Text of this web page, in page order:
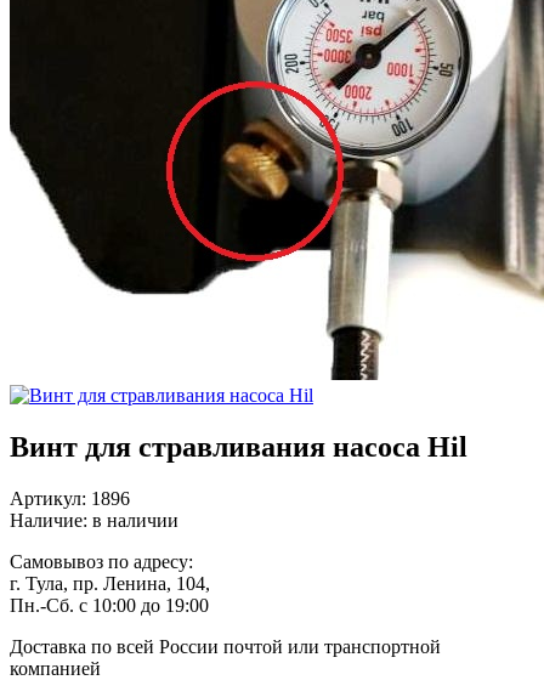
Винт для стравливания насоса Hil
Артикул: 1896
Наличие: в наличии
Самовывоз по адресу:
г. Тула, пр. Ленина, 104,
Пн.-Сб. с 10:00 до 19:00
Доставка по всей России почтой или транспортной
компанией